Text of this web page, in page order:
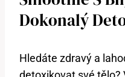
Dokonalý
Hledáte zdravý a